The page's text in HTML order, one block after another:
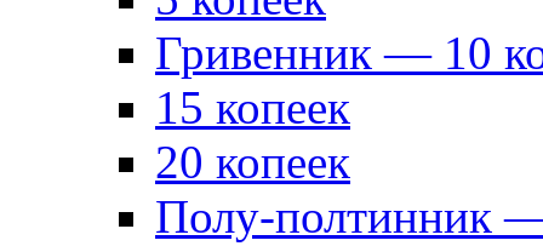
Гривенник — 10
15 копеек
20 копеек
Полу-полтинник